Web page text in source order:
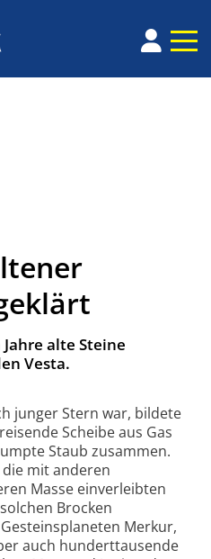
alte Steine
Vesta.
junger Stern war, bildete
Scheibe aus Gas
Staub zusammen.
mit anderen
Masse einverleibten
Brocken
Merkur,
auch hundert­tausende